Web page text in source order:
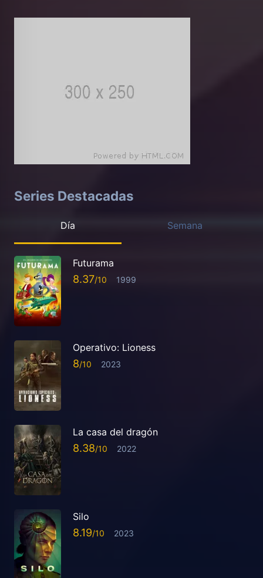
Series Destacadas
Día Semana
Futurama
8.37 1999
Operativo: Lioness
8 2023
La casa del dragón
8.38 2022
Silo
8.19 2023